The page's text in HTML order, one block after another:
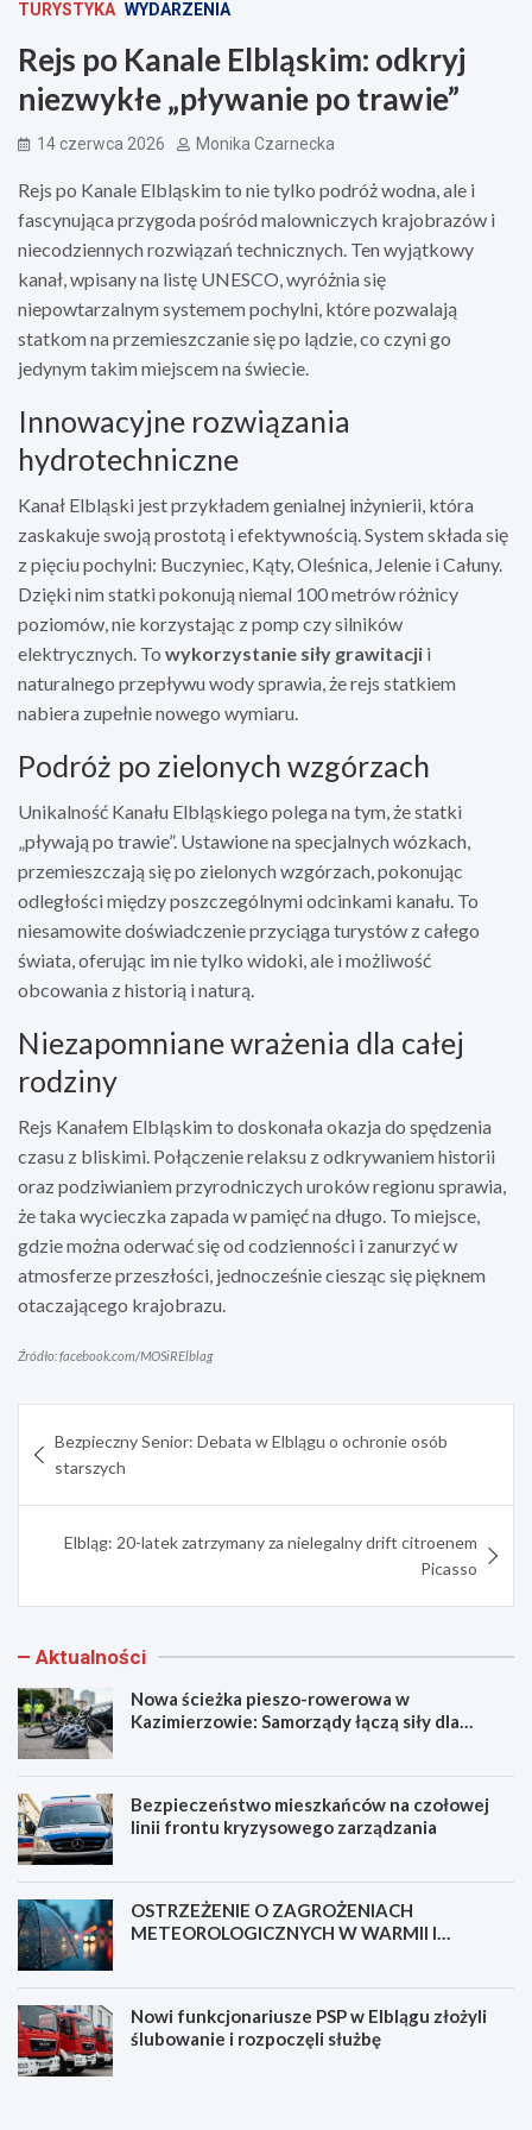
TURYSTYKA WYDARZENIA
Rejs po Kanale Elbląskim: odkryj
niezwykłe „pływanie po trawie”
14 czerwca 2026 Monika Czarnecka
Rejs po Kanale Elbląskim to nie tylko podróż wodna, ale i
fascynująca przygoda pośród malowniczych krajobrazów i
niecodziennych rozwiązań technicznych. Ten wyjątkowy
kanał, wpisany na listę UNESCO, wyróżnia się
niepowtarzalnym systemem pochylni, które pozwalają
statkom na przemieszczanie się po lądzie, co czyni go
jedynym takim miejscem na świecie.
Innowacyjne rozwiązania
hydrotechniczne
Kanał Elbląski jest przykładem genialnej inżynierii, która
zaskakuje swoją prostotą i efektywnością. System składa się
z pięciu pochylni: Buczyniec, Kąty, Oleśnica, Jelenie i Całuny.
Dzięki nim statki pokonują niemal 100 metrów różnicy
poziomów, nie korzystając z pomp czy silników
elektrycznych. To wykorzystanie siły grawitacji i
naturalnego przepływu wody sprawia, że rejs statkiem
nabiera zupełnie nowego wymiaru.
Podróż po zielonych wzgórzach
Unikalność Kanału Elbląskiego polega na tym, że statki
„pływają po trawie”. Ustawione na specjalnych wózkach,
przemieszczają się po zielonych wzgórzach, pokonując
odległości między poszczególnymi odcinkami kanału. To
niesamowite doświadczenie przyciąga turystów z całego
świata, oferując im nie tylko widoki, ale i możliwość
obcowania z historią i naturą.
Niezapomniane wrażenia dla całej
rodziny
Rejs Kanałem Elbląskim to doskonała okazja do spędzenia
czasu z bliskimi. Połączenie relaksu z odkrywaniem historii
oraz podziwianiem przyrodniczych uroków regionu sprawia,
że taka wycieczka zapada w pamięć na długo. To miejsce,
gdzie można oderwać się od codzienności i zanurzyć w
atmosferze przeszłości, jednocześnie ciesząc się pięknem
otaczającego krajobrazu.
Źródło: facebook.com/MOSiRElblag
wpisu
Bezpieczny Senior: Debata w Elblągu o ochronie osób
starszych
Elbląg: 20-latek zatrzymany za nielegalny drift citroenem
Picasso
Aktualności
Nowa ścieżka pieszo-rowerowa w
Kazimierzowie: Samorządy łączą siły dla
Bezpieczeństwo mieszkańców na czołowej
linii frontu kryzysowego zarządzania
OSTRZEŻENIE O ZAGROŻENIACH
METEOROLOGICZNYCH W WARMII I
Nowi funkcjonariusze PSP w Elblągu złożyli
ślubowanie i rozpoczęli służbę
N
B